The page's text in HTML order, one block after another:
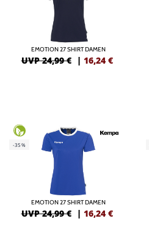
EMOTION 27 SHIRT DAMEN
UVP 24,99 € | 16,24 €
-35%
EMOTION 27 SHIRT DAMEN
UVP 24,99 € | 16,24 €